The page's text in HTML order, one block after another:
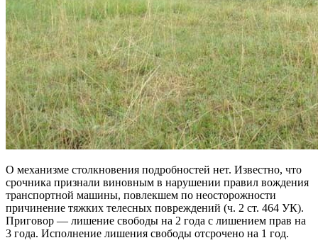
О механизме столкновения подробностей нет. Известно, что
срочника признали виновным в нарушении правил вождения
транспортной машины, повлекшем по неосторожности
причинение тяжких телесных повреждений (ч. 2 ст. 464 УК).
Приговор — лишение свободы на 2 года с лишением прав на
3 года. Исполнение лишения свободы отсрочено на 1 год.